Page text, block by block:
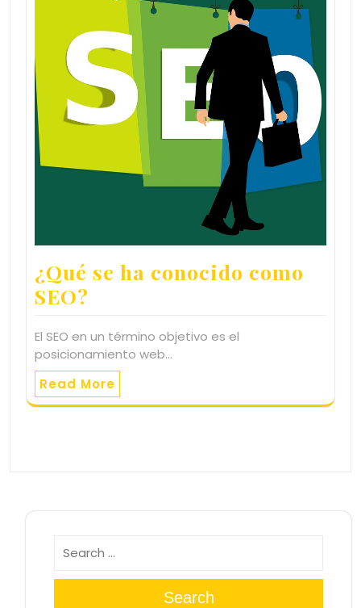
¿Qué se ha conocido como
SEO?
El SEO en un término objetivo es el
posicionamiento web…
Read More
Search